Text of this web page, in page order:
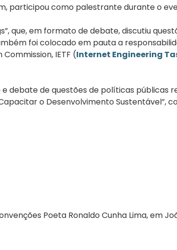
participou como palestrante durante o
que, em formato de debate, discutiu
foi colocado em pauta a
IETF (Internet Engineering
debate de questões de políticas públicas
o Desenvolvimento Sustentável”,
Poeta Ronaldo Cunha Lima, em